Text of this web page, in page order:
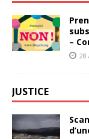
–
28
JUSTICE